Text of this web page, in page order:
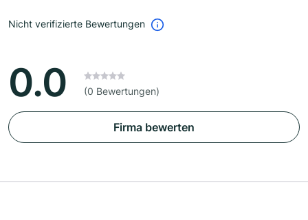
Nicht verifizierte Bewertungen
0.0 (0 Bewertungen)
Firma bewerten